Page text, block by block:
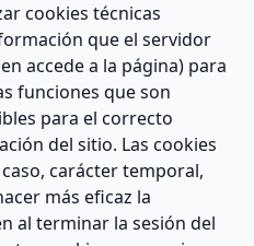
cookies técnicas
que el servidor
accede a la página) para
funciones que son
para el correcto
del sitio. Las cookies
carácter temporal,
más eficaz la
al terminar la sesión del